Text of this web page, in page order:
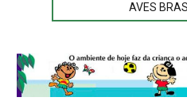
AVES